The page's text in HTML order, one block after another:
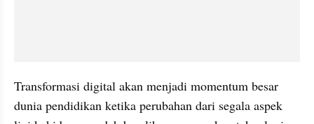
Transformasi digital akan menjadi momentum besar
dunia pendidikan ketika perubahan dari segala aspek